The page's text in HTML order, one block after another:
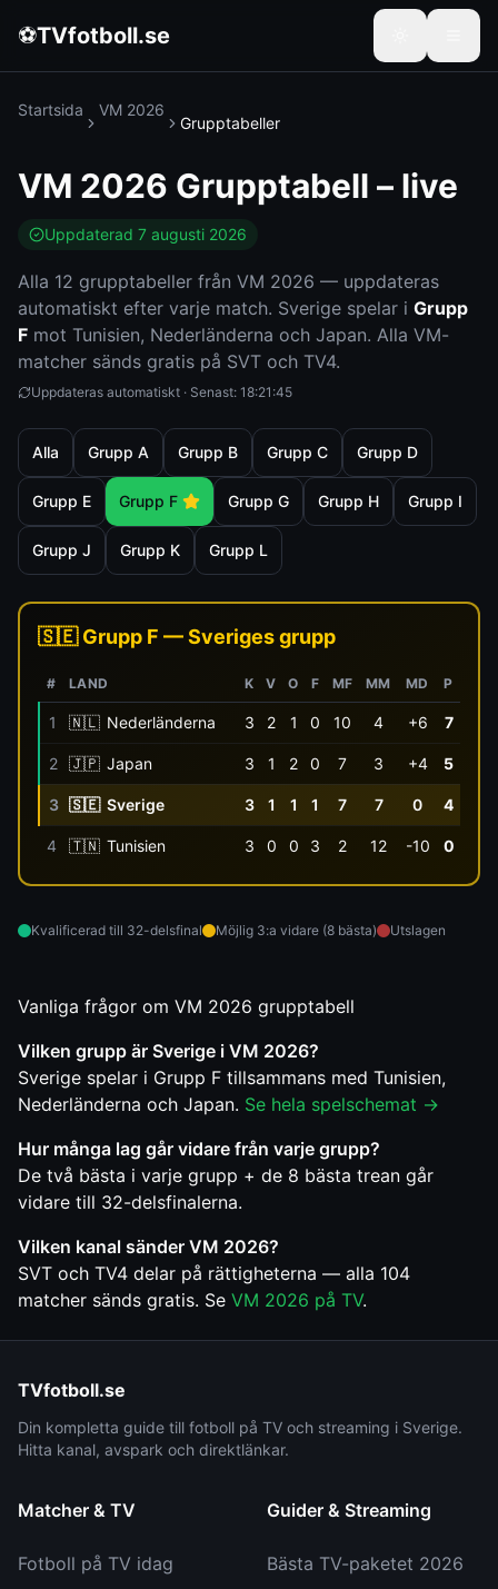
⚽TVfotboll.se
Startsida VM 2026
Grupptabeller
VM 2026 Grupptabell – live
Uppdaterad 7 augusti 2026
Alla 12 grupptabeller från VM 2026 — uppdateras
automatiskt efter varje match. Sverige spelar i Grupp
F mot Tunisien, Nederländerna och Japan. Alla VM-
matcher sänds gratis på SVT och TV4.
Uppdateras automatiskt · Senast: 18:21:45
Alla Grupp A Grupp B Grupp C Grupp D
Grupp E Grupp F Grupp G Grupp H Grupp I
Grupp J Grupp K Grupp L
🇸🇪Grupp F — Sveriges grupp
# LAND K V O F MF MM MD P
1 🇳🇱 Nederländerna 3 2 1 0 10 4 +6 7
2 🇯🇵 Japan 3 1 2 0 7 3 +4 5
3 🇸🇪 Sverige 3 1 1 1 7 7 0 4
4 🇹🇳 Tunisien 3 0 0 3 2 12 -10 0
Kvalificerad till 32-delsfinal Möjlig 3:a vidare (8 bästa) Utslagen
Vanliga frågor om VM 2026 grupptabell
Vilken grupp är Sverige i VM 2026?
Sverige spelar i Grupp F tillsammans med Tunisien,
Nederländerna och Japan. Se hela spelschemat →
Hur många lag går vidare från varje grupp?
De två bästa i varje grupp + de 8 bästa trean går
vidare till 32-delsfinalerna.
Vilken kanal sänder VM 2026?
SVT och TV4 delar på rättigheterna — alla 104
matcher sänds gratis. Se VM 2026 på TV.
TVfotboll.se
Din kompletta guide till fotboll på TV och streaming i Sverige.
Hitta kanal, avspark och direktlänkar.
Matcher & TV
Fotboll på TV idag
Guider & Streaming
Bästa TV-paketet 2026